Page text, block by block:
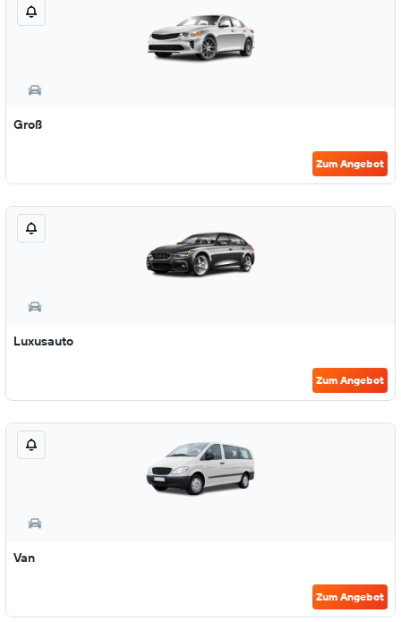
Groß
Zum Angebot
Luxusauto
Zum Angebot
Van
Zum Angebot